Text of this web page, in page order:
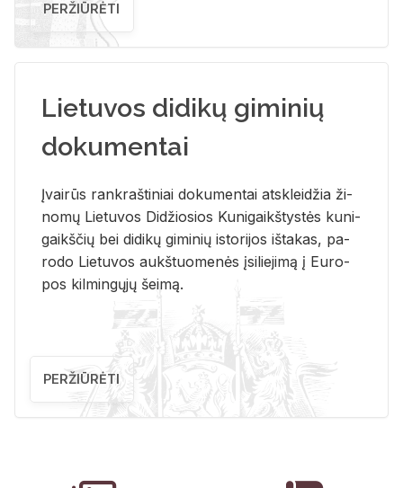
PERŽIŪRĖTI
Lietuvos didikų giminių
dokumentai
Įvai­rūs rank­raš­ti­niai do­ku­men­tai at­sklei­džia ži­
no­mų Lie­tu­vos Di­džio­sios Ku­ni­gaikš­tys­tės ku­ni­
gaikš­čių bei di­di­kų gi­mi­nių is­to­ri­jos iš­ta­kas, pa­
ro­do Lie­tu­vos aukš­tuo­me­nės įsi­lie­ji­mą į Eu­ro­
pos kil­min­gų­jų šei­mą.
PERŽIŪRĖTI